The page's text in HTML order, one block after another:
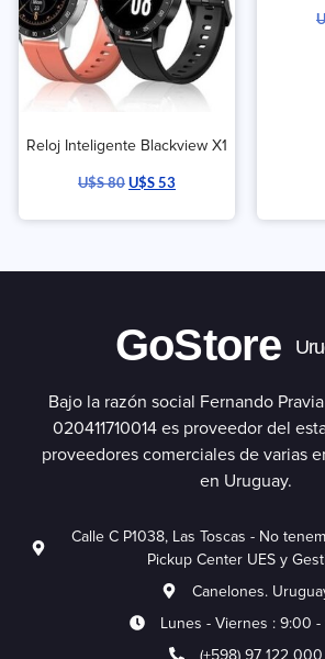
Reloj Inteligente Blackview X1
U$S80U$S53
GoStore
Bajo la razón social Fernando
020411710014 es proveedor del
proveedores comerciales de varias
en Uruguay.
Calle C P1038, Las Toscas - No
Pickup Center UES y
Canelones.
Lunes - Viernes : 9:00 -
(+598) 97 122 000